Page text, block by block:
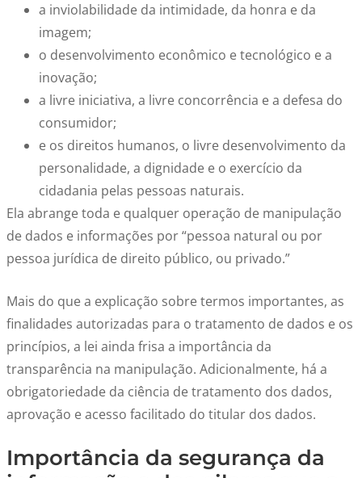
a inviolabilidade da intimidade, da honra e da
imagem;
o desenvolvimento econômico e tecnológico e a
inovação;
a livre iniciativa, a livre concorrência e a defesa do
consumidor;
e os direitos humanos, o livre desenvolvimento da
personalidade, a dignidade e o exercício da
cidadania pelas pessoas naturais.
Ela abrange toda e qualquer operação de manipulação
de dados e informações por “pessoa natural ou por
pessoa jurídica de direito público, ou privado.”
Mais do que a explicação sobre termos importantes, as
finalidades autorizadas para o tratamento de dados e os
princípios, a lei ainda frisa a importância da
transparência na manipulação. Adicionalmente, há a
obrigatoriedade da ciência de tratamento dos dados,
aprovação e acesso facilitado do titular dos dados.
Importância da segurança da